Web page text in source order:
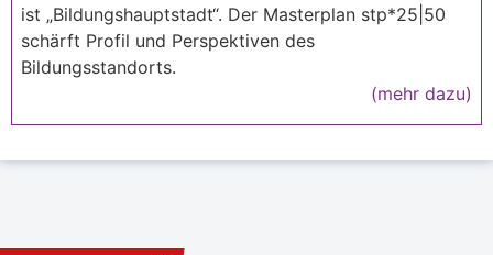
ist „Bildungshauptstadt“. Der Masterplan stp*25|50
schärft Profil und Perspektiven des
Bildungsstandorts.
(mehr dazu)